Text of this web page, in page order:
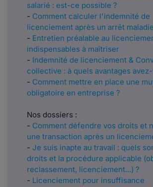
salarié : est-ce possible ?
- Comment calculer l'indemnité de
licenciement après un arrêt
- Entretien préalable au
indispensables à maîtriser
- Indemnité de licenciement &
collective : à quels avantages
- Comment mettre en place une
obligatoire en entreprise ?
Nos dossiers :
- Comment défendre vos droits et
une transaction après un
- Je suis inapte au travail : quels
droits et la procédure applicable
reclassement, licenciement...) ?
- Licenciement pour insuffisance